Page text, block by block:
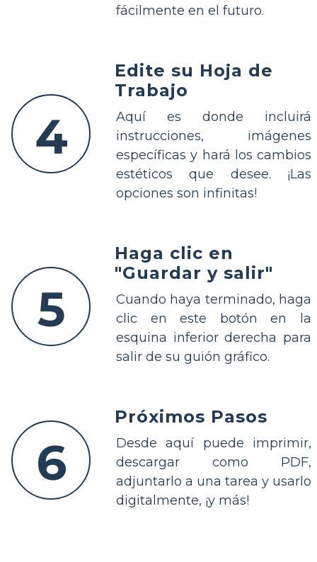
fácilmente en el futuro.
4
Edite su Hoja de
Trabajo
Aquí es donde incluirá
instrucciones, imágenes
específicas y hará los cambios
estéticos que desee. ¡Las
opciones son infinitas!
5
Haga clic en
"Guardar y salir"
Cuando haya terminado, haga
clic en este botón en la
esquina inferior derecha para
salir de su guión gráfico.
6
Próximos Pasos
Desde aquí puede imprimir,
descargar como PDF,
adjuntarlo a una tarea y usarlo
digitalmente, ¡y más!